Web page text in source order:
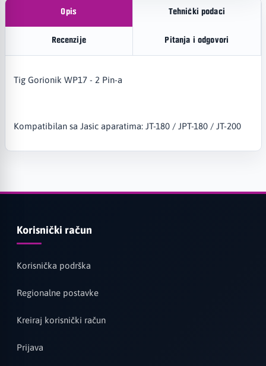
Opis Tehnički podaci
Recenzije Pitanja i odgovori
Tig Gorionik WP17 - 2 Pin-a
Kompatibilan sa Jasic aparatima: JT-180 / JPT-180 / JT-200
Korisnički račun
Korisnička podrška
Regionalne postavke
Kreiraj korisnički račun
Prijava